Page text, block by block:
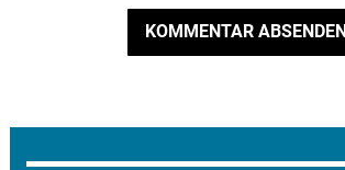
KOMMENTAR ABSENDEN